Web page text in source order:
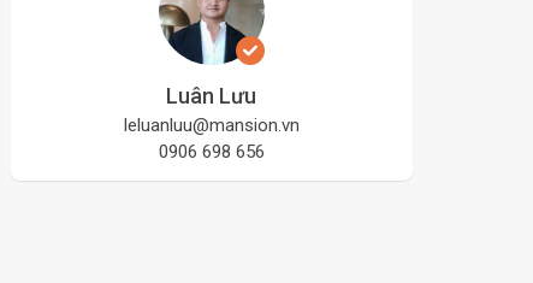
Luân Lưu
leluanluu@mansion.vn
0906 698 656